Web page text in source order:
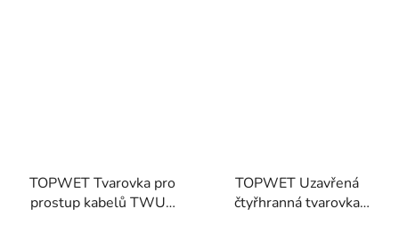
TOPWET Tvarovka pro
prostup kabelů TWUT
TOPWET Uzavřená
čtyřhranná tvarovka